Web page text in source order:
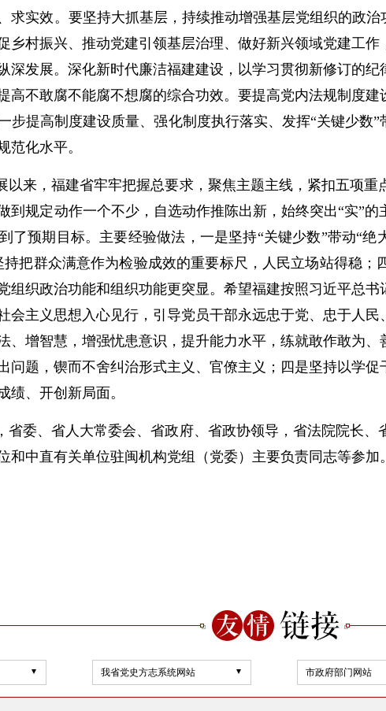
求实效。要坚持大抓基层，持续推动增强基层党组织的政
乡村振兴、推动党建引领基层治理、做好新兴领域党建工
深发展。深化新时代廉洁福建建设，以学习贯彻新修订的
高不敢腐不能腐不想腐的综合功效。要提高党内法规制度
步提高制度建设质量、强化制度执行落实、发挥“关键少数
范化水平。
以来，福建省牢牢把握总要求，聚焦主题主线，紧扣五项
到规定动作一个不少，自选动作推陈出新，始终突出“实”
了预期目标。主要经验做法，一是坚持“关键少数”带动“
把群众满意作为检验成效的重要标尺，人民立场站得稳
组织政治功能和组织功能更突显。希望福建按照习近平总
会主义思想入心见行，引导党员干部永远忠于党、忠于人
、增智慧，增强忧患意识，提升能力水平，练就敢作敢为
问题，锲而不舍纠治形式主义、官僚主义；四是坚持以学
绩、开创新局面。
省委、省人大常委会、省政府、省政协领导，省法院院长
和中直有关单位驻闽机构党组（党委）主要负责同志等参
我省党史方志系统网站 市政府部门网站